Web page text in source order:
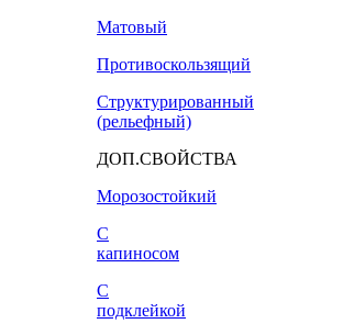
Матовый
Противоскользящий
Структурированный
(рельефный)
ДОП.СВОЙСТВА
Морозостойкий
С
капиносом
С
подклейкой